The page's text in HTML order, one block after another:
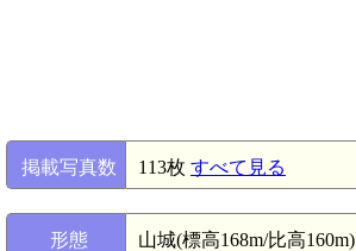
掲載写真数 113枚 すべて見る
形態 山城(標高168m/比高160m)